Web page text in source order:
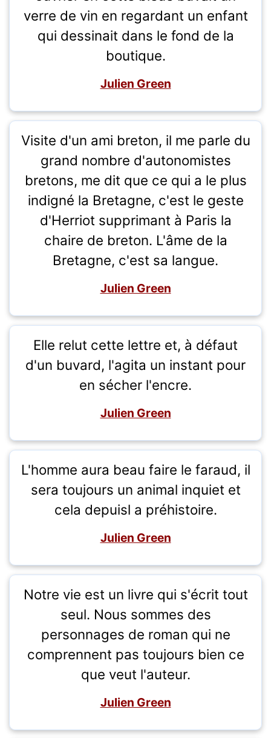
verre de vin en regardant un enfant
qui dessinait dans le fond de la
boutique.
Julien Green
Visite d'un ami breton, il me parle du
grand nombre d'autonomistes
bretons, me dit que ce qui a le plus
indigné la Bretagne, c'est le geste
d'Herriot supprimant à Paris la
chaire de breton. L'âme de la
Bretagne, c'est sa langue.
Julien Green
Elle relut cette lettre et, à défaut
d'un buvard, l'agita un instant pour
en sécher l'encre.
Julien Green
L'homme aura beau faire le faraud, il
sera toujours un animal inquiet et
cela depuisl a préhistoire.
Julien Green
Notre vie est un livre qui s'écrit tout
seul. Nous sommes des
personnages de roman qui ne
comprennent pas toujours bien ce
que veut l'auteur.
Julien Green